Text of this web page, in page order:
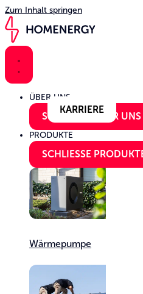
Zum Inhalt springen
ÜBER UNS
SCHLIESSE ÜBER UNS
KARRIERE
PRODUKTE
SCHLIESSE PRODUKTE
Wärme­pumpe